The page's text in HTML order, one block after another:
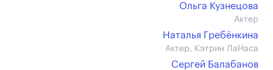
Ольга Кузнецова
Актер
Наталья Гребёнкина
Актер, Кэтрин ЛаНаса
Сергей Балабанов